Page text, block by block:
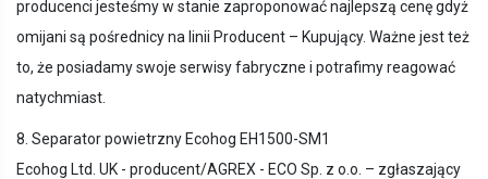
producenci jesteśmy w stanie zaproponować najlepszą cenę gdyż
omijani są pośrednicy na linii Producent – Kupujący. Ważne jest też
to, że posiadamy swoje serwisy fabryczne i potrafimy reagować
natychmiast.
8. Separator powietrzny Ecohog EH1500-SM1
Ecohog Ltd. UK - producent/AGREX - ECO Sp. z o.o. – zgłaszający